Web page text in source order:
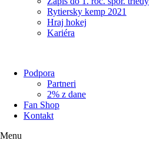
Rytiersky kemp 2021
Hraj hokej
Kariéra
Podpora
Partneri
2% z dane
Fan Shop
Kontakt
Menu